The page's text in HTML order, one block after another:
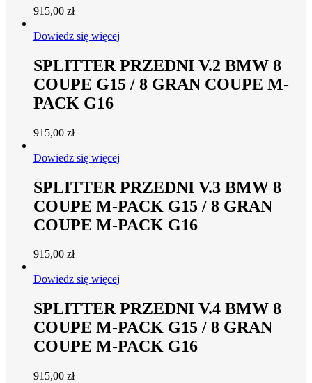
915,00 zł
Dowiedz się więcej
SPLITTER PRZEDNI V.2 BMW 8
COUPE G15 / 8 GRAN COUPE M-
PACK G16
915,00 zł
Dowiedz się więcej
SPLITTER PRZEDNI V.3 BMW 8
COUPE M-PACK G15 / 8 GRAN
COUPE M-PACK G16
915,00 zł
Dowiedz się więcej
SPLITTER PRZEDNI V.4 BMW 8
COUPE M-PACK G15 / 8 GRAN
COUPE M-PACK G16
915,00 zł